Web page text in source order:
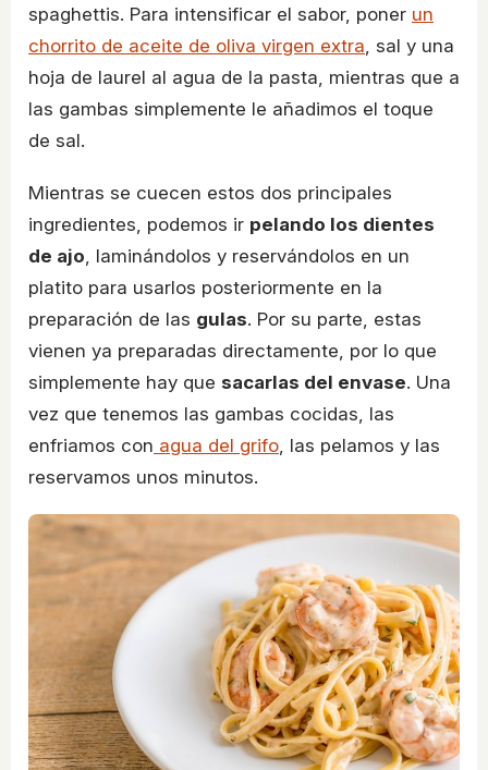
spaghettis. Para intensificar el sabor, poner un
chorrito de aceite de oliva virgen extra , sal y una
hoja de laurel al agua de la pasta, mientras que a
las gambas simplemente le añadimos el toque
de sal.
Mientras se cuecen estos dos principales
ingredientes, podemos ir pelando los dientes
de ajo , laminándolos y reservándolos en un
platito para usarlos posteriormente en la
preparación de las gulas. Por su parte, estas
vienen ya preparadas directamente, por lo que
simplemente hay que sacarlas del envase. Una
vez que tenemos las gambas cocidas, las
enfriamos con agua del grifo , las pelamos y las
reservamos unos minutos.